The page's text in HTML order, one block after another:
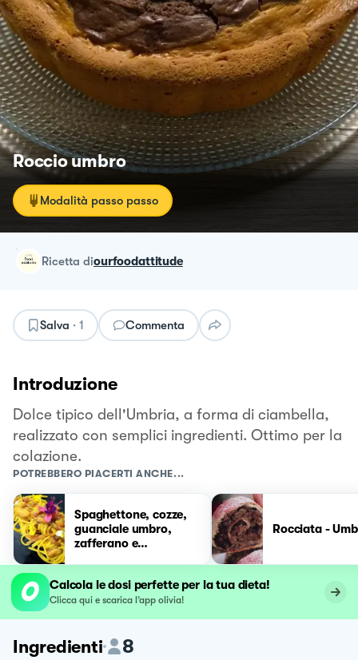
Roccio umbro
Modalità passo passo
ricetta diourfoodattitude
Salva · 1 Commenta
Introduzione
Dolce tipico dell'Umbria, a forma di ciambella,
realizzato con semplici ingredienti. Ottimo per la
colazione.
POTREBBERO PIACERTI ANCHE...
Spaghettone, cozze,
guanciale umbro,
zafferano e
Rocciata -
Calcola le dosi perfette per la tua dieta!
Clicca qui e scarica l’app olivia!
Ingredienti 8